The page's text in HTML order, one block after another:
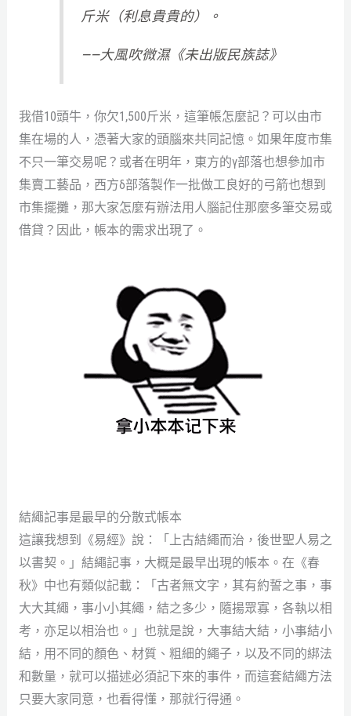
斤米（利息貴貴的）。
——大風吹微濕《未出版民族誌》
我借10頭牛，你欠1,500斤米，這筆帳怎麼記？可以由市
集在場的人，憑著大家的頭腦來共同記憶。如果年度市集
不只一筆交易呢？或者在明年，東方的γ部落也想參加市
集賣工藝品，西方δ部落製作一批做工良好的弓箭也想到
市集擺攤，那大家怎麼有辦法用人腦記住那麼多筆交易或
借貸？因此，帳本的需求出現了。
結繩記事是最早的分散式帳本
這讓我想到《易經》說：「上古結繩而治，後世聖人易之
以書契。」結繩記事，大概是最早出現的帳本。在《春
秋》中也有類似記載：「古者無文字，其有約誓之事，事
大大其繩，事小小其繩，結之多少，隨揚眾寡，各執以相
考，亦足以相治也。」也就是說，大事結大結，小事結小
結，用不同的顏色、材質、粗細的繩子，以及不同的綁法
和數量，就可以描述必須記下來的事件，而這套結繩方法
只要大家同意，也看得懂，那就行得通。